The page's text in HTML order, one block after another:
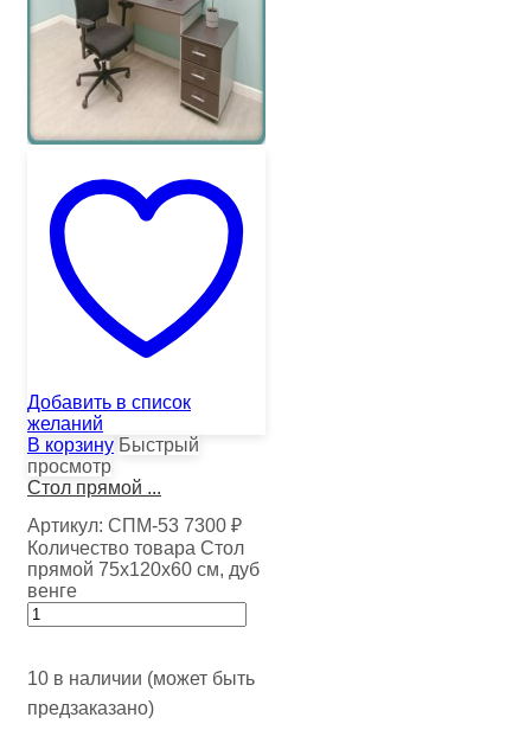
Добавить в список
желаний
В корзину Быстрый
просмотр
Стол прямой ...
Артикул: СПМ-53 7300 ₽
Количество товара Стол
прямой 75х120х60 см, дуб
венге
10 в наличии (может быть
предзаказано)